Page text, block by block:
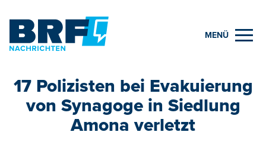
MENÜ
17 Polizisten bei Evakuierung
von Synagoge in Siedlung
Amona verletzt